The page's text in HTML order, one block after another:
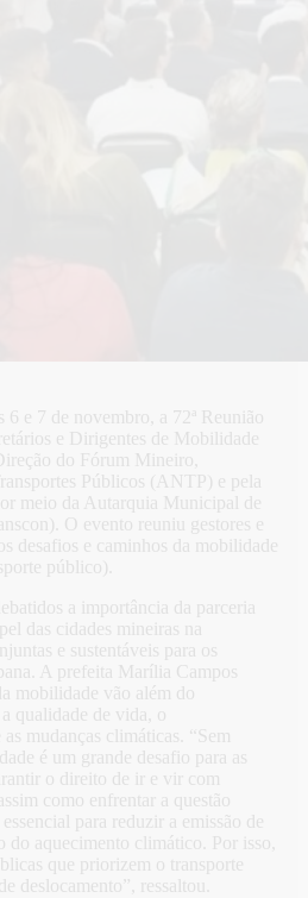
6 e 7 de novembro, a 72ª Reunião
e Dirigentes de Mobilidade
do Fórum Mineiro,
Públicos (ANTP) e pela
meio da Autarquia Municipal de
O evento reuniu gestores e
desafios e caminhos da mobilidade
público).
a importância da parceria
das cidades mineiras na
e sustentáveis para os
A prefeita Marília Campos
mobilidade vão além do
qualidade de vida, o
mudanças climáticas. “Sem
é um grande desafio para as
o direito de ir e vir com
como enfrentar a questão
para reduzir a emissão de
do aquecimento climático. Por isso,
que priorizem o transporte
deslocamento”, ressaltou.